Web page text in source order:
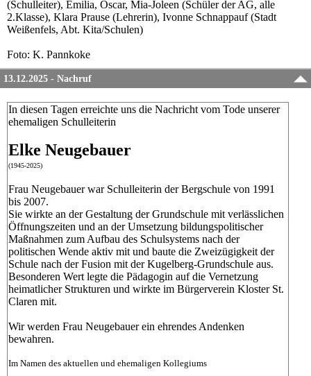
(Schulleiter), Emilia, Oscar, Mia-Joleen (Schüler der AG, alle
2.Klasse), Klara Prause (Lehrerin), Ivonne Schnappauf (Stadt
Weißenfels, Abt. Kita/Schulen)
Foto: K. Pannkoke
13.12.2025 - Nachruf
In diesen Tagen erreichte uns die Nachricht vom Tode unserer
ehemaligen Schulleiterin
Elke Neugebauer
(1945-2025)
Frau Neugebauer war Schulleiterin der Bergschule von 1991
bis 2007.
Sie wirkte an der Gestaltung der Grundschule mit verlässlichen
Öffnungszeiten und an der Umsetzung bildungspolitischer
Maßnahmen zum Aufbau des Schulsystems nach der
politischen Wende aktiv mit und baute die Zweizügigkeit der
Schule nach der Fusion mit der Kugelberg-Grundschule aus.
Besonderen Wert legte die Pädagogin auf die Vernetzung
heimatlicher Strukturen und wirkte im Bürgerverein Kloster St.
Claren mit.
Wir werden Frau Neugebauer ein ehrendes Andenken
bewahren.
Im Namen des aktuellen und ehemaligen Kollegiums